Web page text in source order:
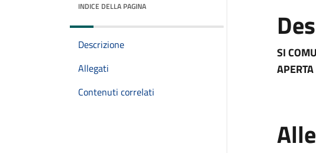
INDICE DELLA PAGINA
Descrizione
Allegati
Contenuti correlati
SI